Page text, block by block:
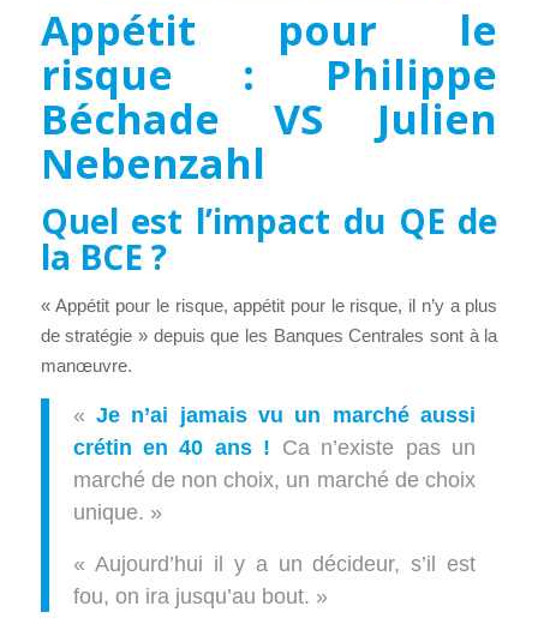
Appétit pour le
risque : Philippe
Béchade VS Julien
Nebenzahl
Quel est l’impact du QE de
la BCE ?
« Appétit pour le risque, appétit pour le risque, il n’y a plus
de stratégie » depuis que les Banques Centrales sont à la
manœuvre.
« Je n’ai jamais vu un marché aussi
crétin en 40 ans ! Ca n’existe pas un
marché de non choix, un marché de choix
unique. »
« Aujourd’hui il y a un décideur, s’il est
fou, on ira jusqu’au bout. »